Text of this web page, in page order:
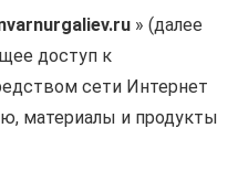
» (далее
доступ к
сети Интернет
материалы и продукты